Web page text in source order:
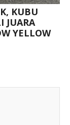
KUBU
JUARA
YELLOW